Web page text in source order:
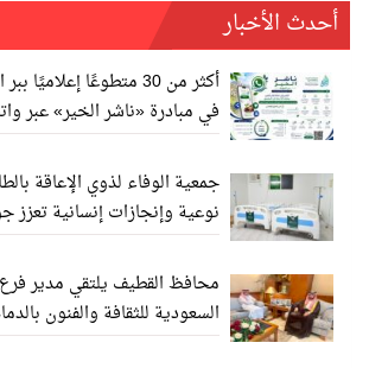
أحدث الأخبار
أكثر من 30 متطوعًا
في مبادرة «ناشر الخير» عبر
جمعية الوفاء لذوي الإعاقة
نوعية وإنجازات إنسانية تعزز
محافظ القطيف يلتقي مدير فرع
السعودية للثقافة والفنون